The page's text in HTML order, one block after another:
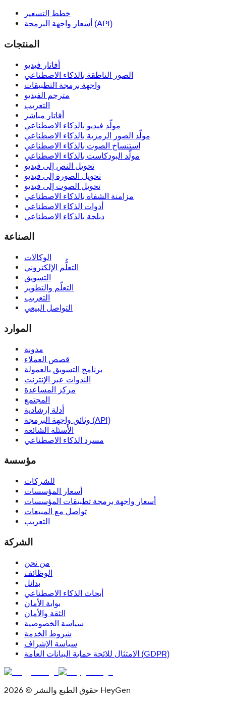
خطط التسعير
أسعار واجهة البرمجة (API)
المنتجات
أفاتار فيديو
الصور الناطقة بالذكاء الاصطناعي
واجهة برمجة التطبيقات
مترجم الفيديو
التعريب
أفاتار مباشر
مولّد فيديو بالذكاء الاصطناعي
مولّد الصور الرمزية بالذكاء الاصطناعي
استنساخ الصوت بالذكاء الاصطناعي
مولّد البودكاست بالذكاء الاصطناعي
تحويل النص إلى فيديو
تحويل الصورة إلى فيديو
تحويل الصوت إلى فيديو
مزامنة الشفاه بالذكاء الاصطناعي
أدوات الذكاء الاصطناعي
دبلجة بالذكاء الاصطناعي
الصناعة
الوكالات
التعلُّم الإلكتروني
التسويق
التعلّم والتطوير
التعريب
التواصل البيعي
الموارد
مدونة
قصص العملاء
برنامج التسويق بالعمولة
الندوات عبر الإنترنت
مركز المساعدة
المجتمع
أدلة إرشادية
وثائق واجهة البرمجة (API)
الأسئلة الشائعة
مسرد الذكاء الاصطناعي
مؤسسة
للشركات
أسعار المؤسسات
أسعار واجهة برمجة تطبيقات المؤسسات
تواصل مع المبيعات
التعريب
الشركة
من نحن
الوظائف
بدائل
أبحاث الذكاء الاصطناعي
بوابة الأمان
الثقة والأمان
سياسة الخصوصية
شروط الخدمة
سياسة الإشراف
الامتثال للائحة حماية البيانات العامة (GDPR)
حقوق الطبع والنشر © 2026 HeyGen